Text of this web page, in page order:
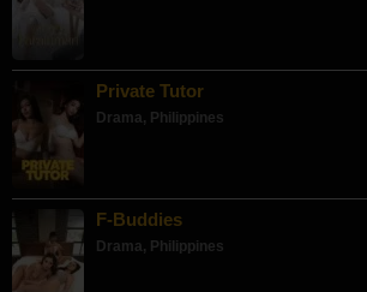
Private Tutor
Drama, Philippines
F-Buddies
Drama, Philippines